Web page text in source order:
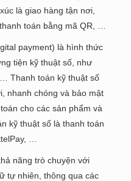
là giao hàng tận nơi,
toán bằng mã QR, …
payment) là hình thức
tiện kỹ thuật số, như
Thanh toán kỹ thuật số
nhanh chóng và bảo mật
cho các sản phẩm và
kỹ thuật số là thanh toán
…
năng trò chuyện với
tự nhiên, thông qua các